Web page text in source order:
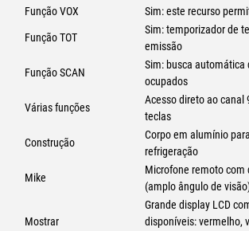
Função VOX Sim: este recurso
Função TOT
Sim: temporizador de
emissão
Função SCAN
Sim: busca automática
ocupados
Várias funções
Acesso direto ao canal
teclas
Construção
Corpo em alumínio
refrigeração
Mike
Microfone remoto com
(amplo ângulo de
Mostrar
Grande display LCD
disponíveis: vermelho,